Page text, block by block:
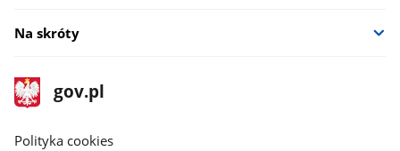
Na skróty
stopka
gov.pl
Strona
gov.pl
gov.pl
Polityka cookies